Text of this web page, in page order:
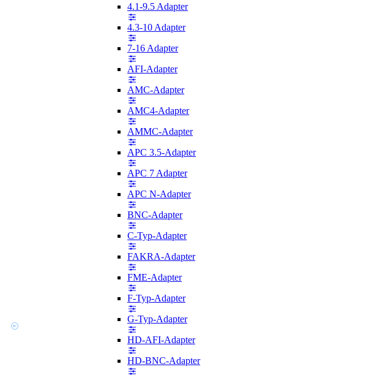
4.1-9.5 Adapter
4.3-10 Adapter
7-16 Adapter
AFI-Adapter
AMC-Adapter
AMC4-Adapter
AMMC-Adapter
APC 3.5-Adapter
APC 7 Adapter
APC N-Adapter
BNC-Adapter
C-Typ-Adapter
FAKRA-Adapter
FME-Adapter
F-Typ-Adapter
G-Typ-Adapter
HD-AFI-Adapter
HD-BNC-Adapter